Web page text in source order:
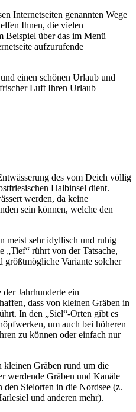
Internetseiten genannten Wege
Ihnen, die vielen
Beispiel über das im Menü
aufzurufende
einen schönen Urlaub und
Luft Ihren Urlaub
des vom Deich völlig
Halbinsel dient.
werden, da keine
sein können, welche den
meist sehr idyllisch und ruhig
„Tief“ rührt von der Tatsache,
größtmögliche Variante solcher
Jahrhunderte ein
dass von kleinen Gräben in
In den „Siel“-Orten gibt es
um auch bei höheren
zu können oder einfach nur
kleinen Gräben rund um die
werdende Gräben und Kanäle
den Sielorten in die Nordsee (z.
und anderen mehr).